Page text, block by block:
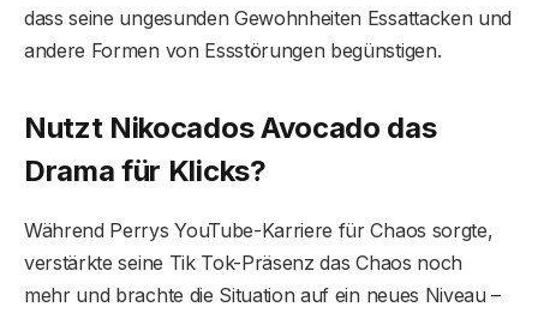
dass seine ungesunden Gewohnheiten Essattacken und
andere Formen von Essstörungen begünstigen.
Nutzt Nikocados Avocado das
Drama für Klicks?
Während Perrys YouTube-Karriere für Chaos sorgte,
verstärkte seine Tik Tok-Präsenz das Chaos noch
mehr und brachte die Situation auf ein neues Niveau –